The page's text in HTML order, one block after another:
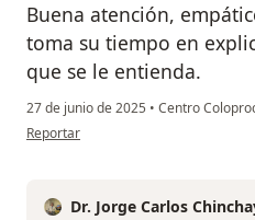
Buena atención,
toma su tiempo en
que se le entienda.
27 de junio de 2025 • Centro
en opinión del usuario Sergio
Reportar
Dr. Jorge Carlos